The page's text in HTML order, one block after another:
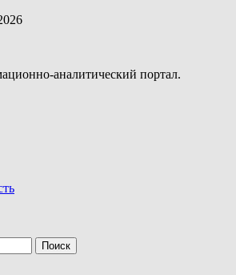
аналитический портал.